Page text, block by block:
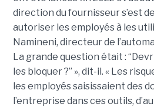
direction du fournisseur s’est
autoriser les employés à les
Namineni, directeur de
La grande question était :
les bloquer ?” », dit-il. « Les
les employés saisissaient des
l’entreprise dans ces outils,